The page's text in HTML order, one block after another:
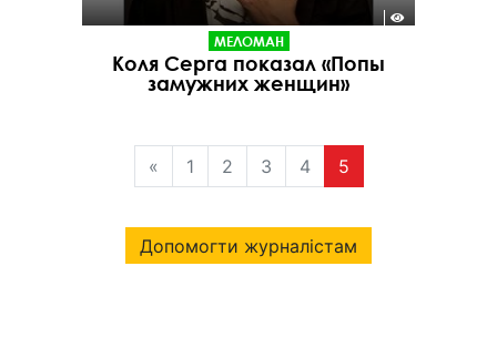
МЕЛОМАН
Коля Серга показал «Попы
замужних женщин»
« 1 2 3 4 5
Допомогти журналістам